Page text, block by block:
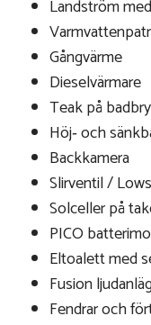
Landström
Gångvärme
Dieselvärmare
Teak på
Höj‑ och
Backkamera
Slirventil /
Solceller på
PICO
Eltoalett med
Fusion
Fendrar och